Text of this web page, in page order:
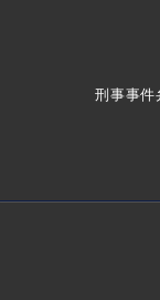
刑事事件